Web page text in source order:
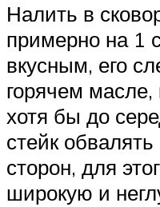
Налить в
примерно на 1
вкусным, его
горячем масле,
хотя бы до
стейк
сторон, для
широкую и